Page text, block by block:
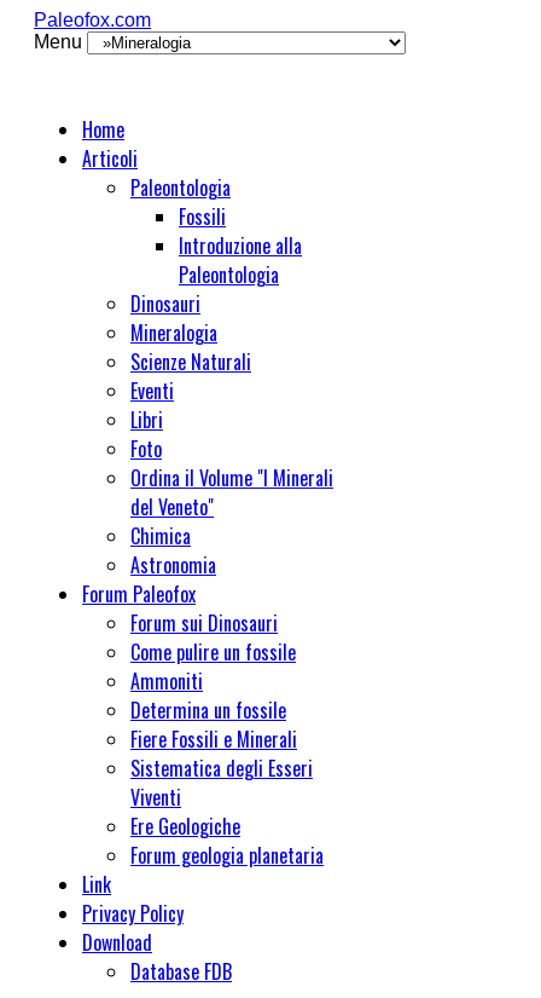
Paleofox.com
Menu
Home
Articoli
Paleontologia
Fossili
Introduzione alla
Paleontologia
Dinosauri
Mineralogia
Scienze Naturali
Eventi
Libri
Foto
Ordina il Volume "I Minerali
del Veneto"
Chimica
Astronomia
Forum Paleofox
Forum sui Dinosauri
Come pulire un fossile
Ammoniti
Determina un fossile
Fiere Fossili e Minerali
Sistematica degli Esseri
Viventi
Ere Geologiche
Forum geologia planetaria
Link
Privacy Policy
Download
Database FDB